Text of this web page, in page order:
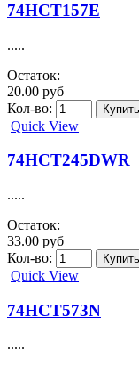
74HCT157E
.....
Остаток:
20.00 руб
Кол-во:
Quick View
74HCT245DWR
.....
Остаток:
33.00 руб
Кол-во:
Quick View
74HCT573N
.....